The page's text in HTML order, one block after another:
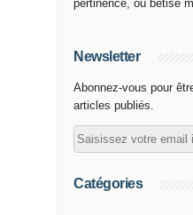
pertinence, ou bêtise
Newsletter
Abonnez-vous pour
articles publiés.
Catégories